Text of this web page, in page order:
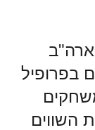
בפרופיל
השווים